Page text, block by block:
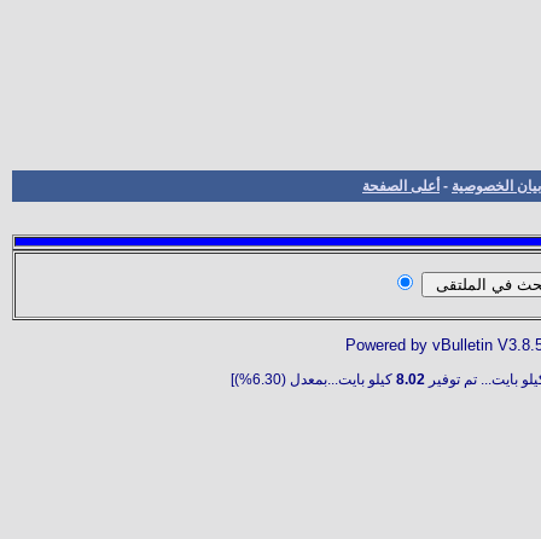
بيان الخصوصية - أعلى الصفحة
Powered by vBulletin
بايت... تم توفير 8.02 كيلو بايت...بمعدل (6.30%)]